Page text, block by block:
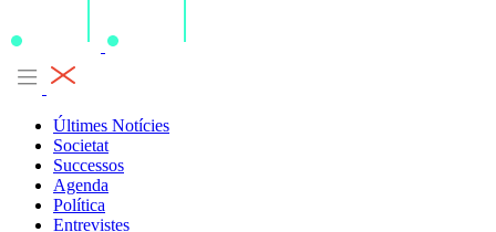
Últimes Notícies
Societat
Successos
Agenda
Política
Entrevistes